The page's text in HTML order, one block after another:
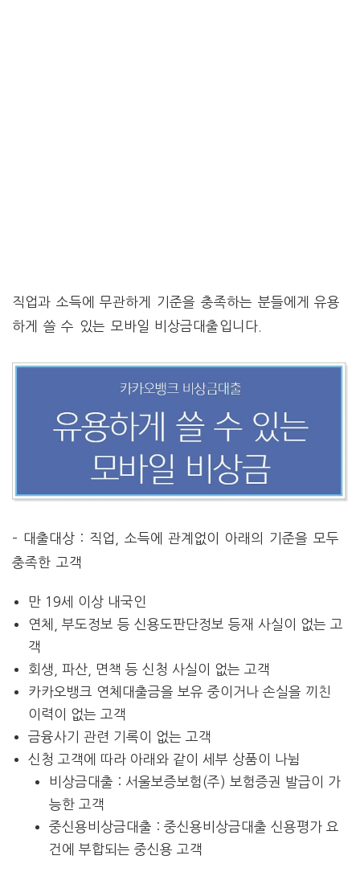
직업과 소득에 무관하게 기준을 충족하는 분들에게 유용
하게 쓸 수 있는 모바일 비상금대출입니다.
– 대출대상 : 직업, 소득에 관계없이 아래의 기준을 모두
충족한 고객
만 19세 이상 내국인
연체, 부도정보 등 신용도판단정보 등재 사실이 없는 고
객
회생, 파산, 면책 등 신청 사실이 없는 고객
카카오뱅크 연체대출금을 보유 중이거나 손실을 끼친
이력이 없는 고객
금융사기 관련 기록이 없는 고객
신청 고객에 따라 아래와 같이 세부 상품이 나뉨
비상금대출 : 서울보증보험(주) 보험증권 발급이 가
능한 고객
중신용비상금대출 : 중신용비상금대출 신용평가 요
건에 부합되는 중신용 고객